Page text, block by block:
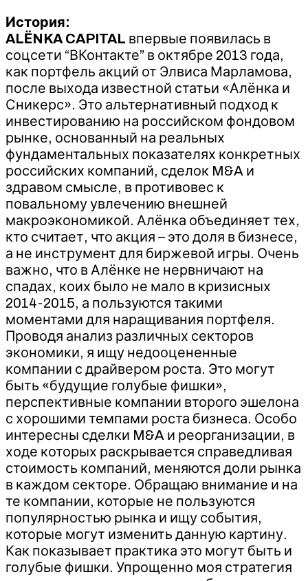
История:
ALЁNKA CAPITAL впервые появилась в
соцсети “ВКонтакте” в октябре 2013 года,
как портфель акций от Элвиса Марламова,
после выхода известной статьи «Алёнка и
Сникерс». Это альтернативный подход к
инвестированию на российском фондовом
рынке, основанный на реальных
фундаментальных показателях конкретных
российских компаний, сделок M&A и
здравом смысле, в противовес к
повальному увлечению внешней
макроэкономикой. Алёнка объединяет тех,
кто считает, что акция – это доля в бизнесе,
а не инструмент для биржевой игры. Очень
важно, что в Алёнке не нервничают на
спадах, коих было не мало в кризисных
2014-2015, а пользуются такими
моментами для наращивания портфеля.
Проводя анализ различных секторов
экономики, я ищу недооцененные
компании с драйвером роста. Это могут
быть «будущие голубые фишки»,
перспективные компании второго эшелона
с хорошими темпами роста бизнеса. Особо
интересны сделки M&A и реорганизации, в
ходе которых раскрывается справедливая
стоимость компаний, меняются доли рынка
в каждом секторе. Обращаю внимание и на
те компании, которые не пользуются
популярностью рынка и ищу события,
которые могут изменить данную картину.
Как показывает практика это могут быть и
голубые фишки. Упрощенно моя стратегия